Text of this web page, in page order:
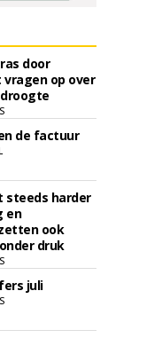
door
op over
de factuur
steeds harder
en
ook
druk
juli